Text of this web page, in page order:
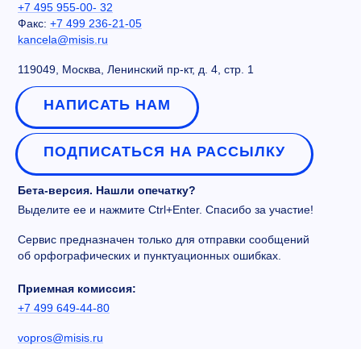
+7 495 955-00- 32
Факс: +7 499 236-21-05
kancela@misis.ru
119049, Москва, Ленинский пр-кт, д. 4, стр. 1
НАПИСАТЬ НАМ
ПОДПИСАТЬСЯ НА РАССЫЛКУ
Бета-версия. Нашли опечатку?
Выделите ее и нажмите Ctrl+Enter. Спасибо за участие!
Сервис предназначен только для отправки сообщений
об орфографических и пунктуационных ошибках.
Приемная комиссия:
+7 499 649-44-80
vopros@misis.ru